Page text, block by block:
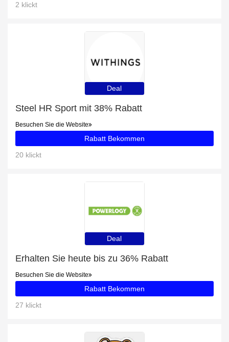
2 klickt
Deal
Steel HR Sport mit 38% Rabatt
Besuchen Sie die Website
Rabatt Bekommen
20 klickt
Deal
Erhalten Sie heute bis zu 36% Rabatt
Besuchen Sie die Website
Rabatt Bekommen
27 klickt